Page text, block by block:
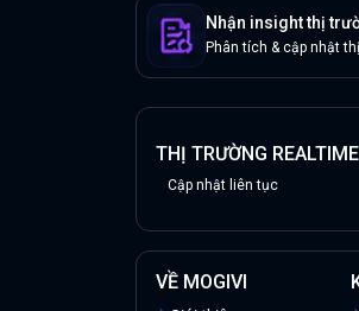
Nhận insight thị
Phân tích & cập nhật
THỊ TRƯỜNG REALTIME
Cập nhật liên tục
VỀ MOGIVI